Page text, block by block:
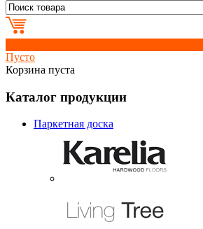
Пусто
Корзина пуста
Каталог продукции
Паркетная доска